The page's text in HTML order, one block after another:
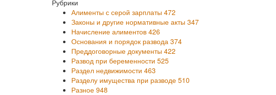
Рубрики
Алименты с серой зарплаты 472
Законы и другие нормативные акты 347
Начисление алиментов 426
Основания и порядок развода 374
Преддоговорные документы 422
Развод при беременности 525
Раздел недвижимости 463
Разделу имущества при разводе 510
Разное 948